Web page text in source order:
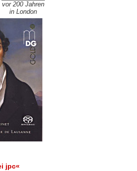
vor 200 Jahren
in London
jpc«